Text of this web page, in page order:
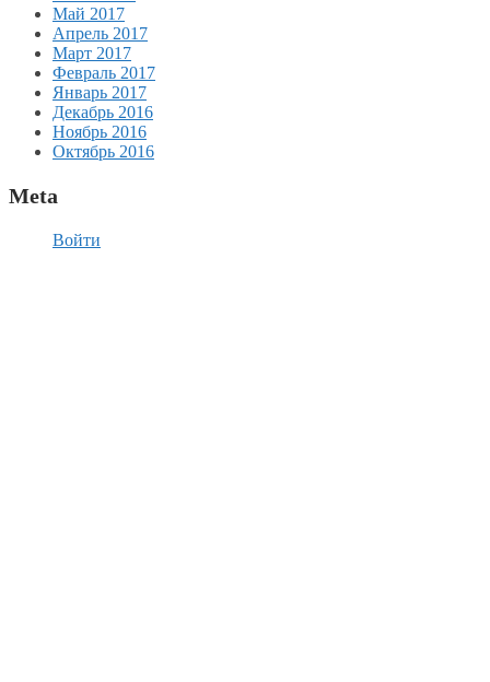
Май 2017
Апрель 2017
Март 2017
Февраль 2017
Январь 2017
Декабрь 2016
Ноябрь 2016
Октябрь 2016
Meta
Войти